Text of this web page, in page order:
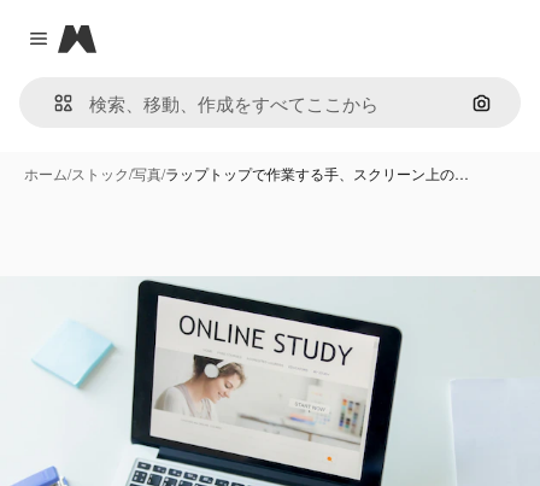
Close menu
Magnific
画像で
ホーム/ストック/写真/ラップトップで作業する手、スクリーン上の…